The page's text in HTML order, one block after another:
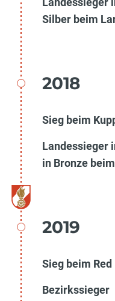
Silber beim
2018
Sieg beim
Landessieger
in Bronze
2019
Sieg beim
Bezirkssieger